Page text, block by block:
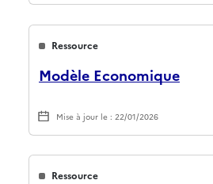
Ressource
Modèle Economique
Mise à jour le : 22/01/2026
Ressource